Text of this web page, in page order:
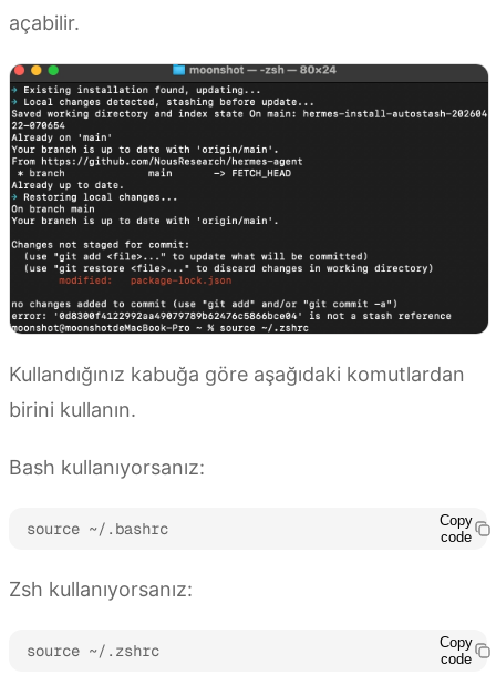
açabilir.
Kullandığınız kabuğa göre aşağıdaki komutlardan
birini kullanın.
Bash kullanıyorsanız:
source ~/.bashrc
Copy
code
Zsh kullanıyorsanız:
source ~/.zshrc
Copy
code